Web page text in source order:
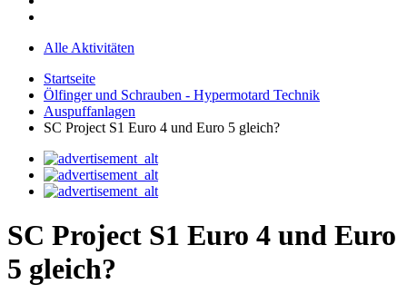
Alle Aktivitäten
Startseite
Ölfinger und Schrauben - Hypermotard Technik
Auspuffanlagen
SC Project S1 Euro 4 und Euro 5 gleich?
SC Project S1 Euro 4 und Euro
5 gleich?